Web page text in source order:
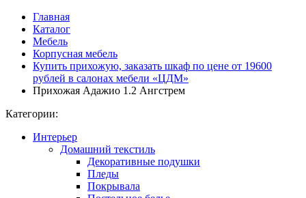
Главная
Каталог
Мебель
Корпусная мебель
Купить прихожую, заказать шкаф по цене от 19600
рублей в салонах мебели «ЦДМ»
Прихожая Адажио 1.2 Ангстрем
Категории:
Интерьер
Домашний текстиль
Декоративные подушки
Пледы
Покрывала